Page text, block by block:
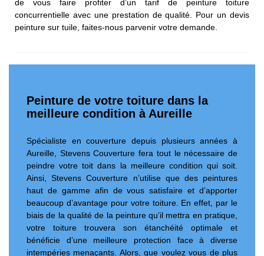
de vous faire profiter d’un tarif de peinture toiture
concurrentielle avec une prestation de qualité. Pour un devis
peinture sur tuile, faites-nous parvenir votre demande.
Peinture de votre toiture dans la
meilleure condition à Aureille
Spécialiste en couverture depuis plusieurs années à
Aureille, Stevens Couverture fera tout le nécessaire de
peindre votre toit dans la meilleure condition qui soit.
Ainsi, Stevens Couverture n’utilise que des peintures
haut de gamme afin de vous satisfaire et d’apporter
beaucoup d’avantage pour votre toiture. En effet, par le
biais de la qualité de la peinture qu’il mettra en pratique,
votre toiture trouvera son étanchéité optimale et
bénéficie d’une meilleure protection face à diverse
intempéries menaçants. Alors, que voulez vous de plus